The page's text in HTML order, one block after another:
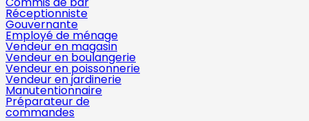
Réceptionniste
Gouvernante
Employé de ménage
Vendeur en magasin
Vendeur en boulangerie
Vendeur en poissonnerie
Vendeur en jardinerie
Manutentionnaire
Préparateur de
commandes